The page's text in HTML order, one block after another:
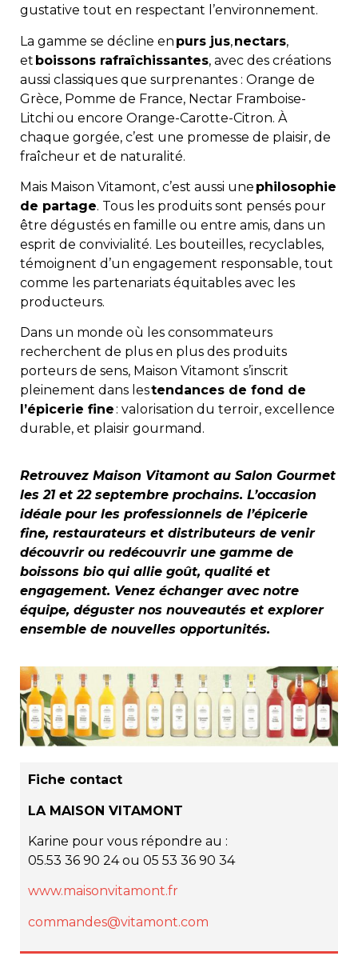
gustative tout en respectant l’environnement.
La gamme se décline en purs jus,nectars,
et boissons rafraîchissantes, avec des créations
aussi classiques que surprenantes : Orange de
Grèce, Pomme de France, Nectar Framboise-
Litchi ou encore Orange-Carotte-Citron. À
chaque gorgée, c’est une promesse de plaisir, de
fraîcheur et de naturalité.
Mais Maison Vitamont, c’est aussi une philosophie
de partage. Tous les produits sont pensés pour
être dégustés en famille ou entre amis, dans un
esprit de convivialité. Les bouteilles, recyclables,
témoignent d’un engagement responsable, tout
comme les partenariats équitables avec les
producteurs.
Dans un monde où les consommateurs
recherchent de plus en plus des produits
porteurs de sens, Maison Vitamont s’inscrit
pleinement dans lestendances de fond de
l’épicerie fine : valorisation du terroir, excellence
durable, et plaisir gourmand.
Retrouvez Maison Vitamont au Salon Gourmet
les 21 et 22 septembre prochains. L’occasion
idéale pour les professionnels de l’épicerie
fine, restaurateurs et distributeurs de venir
découvrir ou redécouvrir une gamme de
boissons bio qui allie goût, qualité et
engagement. Venez échanger avec notre
équipe, déguster nos nouveautés et explorer
ensemble de nouvelles opportunités.
Fiche contact
LA MAISON VITAMONT
Karine pour vous répondre au :
05.53 36 90 24 ou 05 53 36 90 34
www.maisonvitamont.fr
commandes@vitamont.com